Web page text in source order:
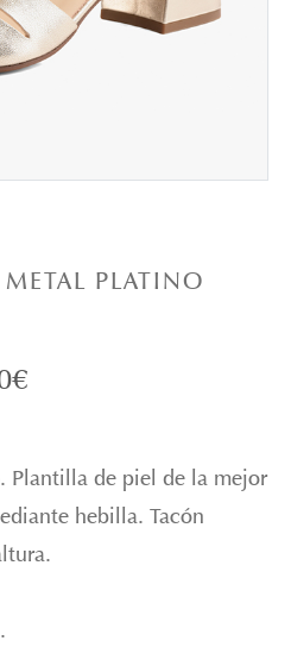
PLATINO
Plantilla de piel de la mejor
hebilla. Tacón